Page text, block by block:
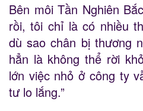
Bên môi Tần Nghiên
rồi, tôi chỉ là có nhiều
dù sao chân bị thương
hẳn là không thể rời
lớn việc nhỏ ở công ty
tư lo lắng.”